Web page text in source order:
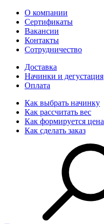
О компании
Сертификаты
Вакансии
Контакты
Сотрудничество
Доставка
Начинки и дегустация
Оплата
Как выбрать начинку
Как рассчитать вес
Как формируется цена
Как сделать заказ